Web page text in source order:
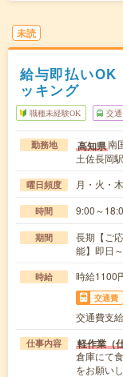
未読
給与即払いOK
ッキング
職種未経験OK 交
勤務地 高知県南
土佐長岡
曜日頻度 月・火・
時間 9:00～
期間
長期【ご
能】即日～
時給 時給1100
交通費
交通費支
仕事内容 軽作業（
倉庫にて
をお願い